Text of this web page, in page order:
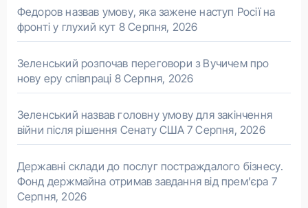
Федоров назвав умову, яка зажене наступ Росії на
фронті у глухий кут 8 Серпня, 2026
Зеленський розпочав переговори з Вучичем про
нову еру співпраці 8 Серпня, 2026
Зеленський назвав головну умову для закінчення
війни після рішення Сенату США 7 Серпня, 2026
Державні склади до послуг постраждалого бізнесу.
Фонд держмайна отримав завдання від прем’єра 7
Серпня, 2026